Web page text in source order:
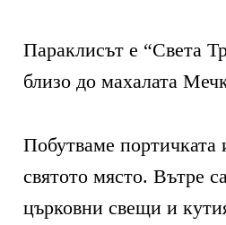
Параклисът е “Света
близо до махалата
Побутваме портичката
святото място. Вътре
църковни свещи и